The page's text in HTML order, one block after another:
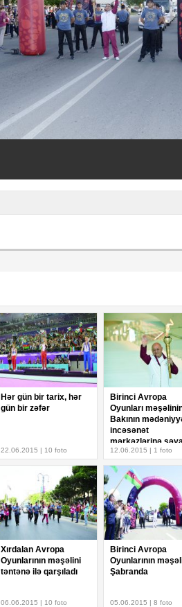
Hər gün bir tarix, hər
gün bir zəfər
22.06.2015 | 10 foto
Birinci Avropa
Oyunları
Bakının
incəsənət
mərkəzlərinə
12.06.2015 | 1 foto
Xırdalan Avropa
Oyunlarının məşəlini
təntənə ilə qarşıladı
06.06.2015 | 10 foto
Birinci Avropa
Oyunlarının
Şabranda
05.06.2015 | 8 foto